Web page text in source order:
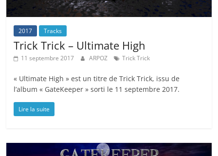
2017 Tracks
Trick Trick – Ultimate High
11 septembre 2017 ARPOZ Trick Trick
« Ultimate High » est un titre de Trick Trick, issu de
l’album « GateKeeper » sorti le 11 septembre 2017.
Lire la suite